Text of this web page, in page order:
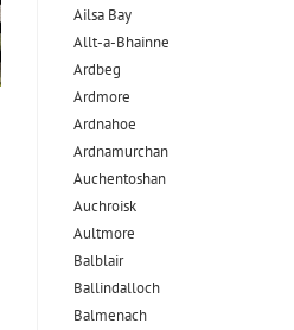
Ailsa Bay
Allt-a-Bhainne
Ardbeg
Ardmore
Ardnahoe
Ardnamurchan
Auchentoshan
Auchroisk
Aultmore
Balblair
Ballindalloch
Balmenach